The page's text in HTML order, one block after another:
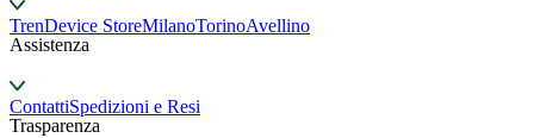
TrenDevice StoreMilanoTorinoAvellino
Assistenza
ContattiSpedizioni e Resi
Trasparenza